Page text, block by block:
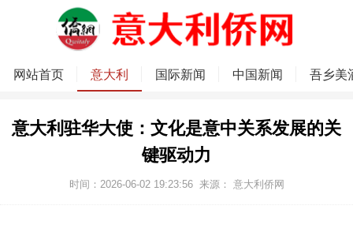
网站首页 意大利 国际新闻 中国新闻 吾乡美
意大利驻华大使：文化是意中关系发展的关
键驱动力
时间：2026-06-02 19:23:56 来源： 意大利侨网